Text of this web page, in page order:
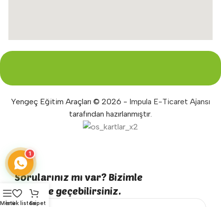
Yengeç Eğitim Araçları © 2026 - Impula E-Ticaret Ajansı
tarafından hazırlanmıştır.
Sorularınız mı var? Bizimle
iletişime geçebilirsiniz.
Menü
İstek listesiSepet
1